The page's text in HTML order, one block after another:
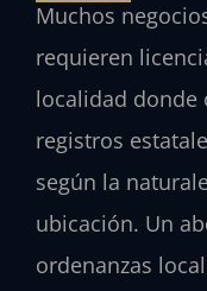
Muchos
requieren
localidad donde
registros
según la
ubicación. Un
ordenanzas